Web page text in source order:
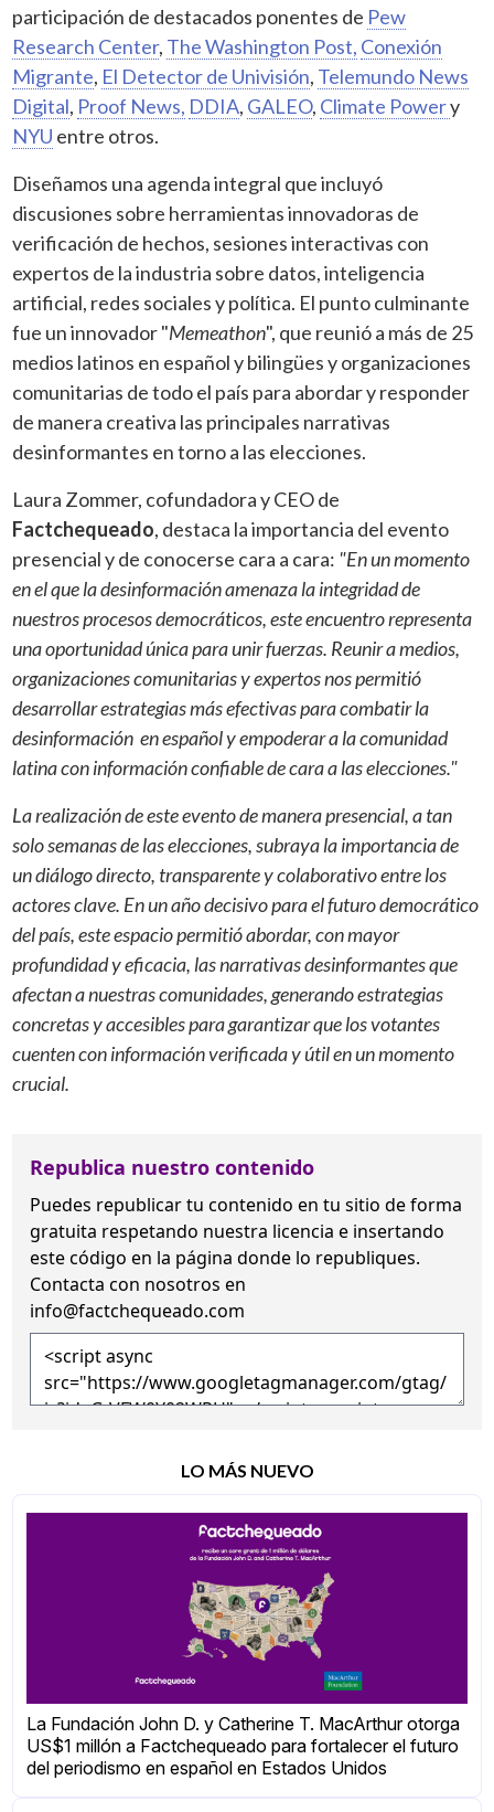
participación de destacados ponentes de Pew
Research Center, The Washington Post, Conexión
Migrante, El Detector de Univisión, Telemundo News
Digital, Proof News, DDIA, GALEO, Climate Powery
NYU entre otros.
Diseñamos una agenda integral que incluyó
discusiones sobre herramientas innovadoras de
verificación de hechos, sesiones interactivas con
expertos de la industria sobre datos, inteligencia
artificial, redes sociales y política. El punto culminante
fue un innovador "Memeathon", que reunió a más de 25
medios latinos en español y bilingües y organizaciones
comunitarias de todo el país para abordar y responder
de manera creativa las principales narrativas
desinformantes en torno a las elecciones.
Laura Zommer, cofundadora y CEO de
Factchequeado, destaca la importancia del evento
presencial y de conocerse cara a cara: "En un momento
en el que la desinformación amenaza la integridad de
nuestros procesos democráticos, este encuentro representa
una oportunidad única para unir fuerzas. Reunir a medios,
organizaciones comunitarias y expertos nos permitió
desarrollar estrategias más efectivas para combatir la
desinformación en español y empoderar a la comunidad
latina con información confiable de cara a las elecciones."
La realización de este evento de manera presencial, a tan
solo semanas de las elecciones, subraya la importancia de
un diálogo directo, transparente y colaborativo entre los
actores clave. En un año decisivo para el futuro democrático
del país, este espacio permitió abordar, con mayor
profundidad y eficacia, las narrativas desinformantes que
afectan a nuestras comunidades, generando estrategias
concretas y accesibles para garantizar que los votantes
cuenten con información verificada y útil en un momento
crucial.
Republica nuestro contenido
Puedes republicar tu contenido en tu sitio de forma
gratuita respetando nuestra licencia e insertando
este código en la página donde lo republiques.
Contacta con nosotros en
info@factchequeado.com
LO MÁS NUEVO
La Fundación John D. y Catherine T. MacArthur otorga
US$1 millón a Factchequeado para fortalecer el futuro
del periodismo en español en Estados Unidos